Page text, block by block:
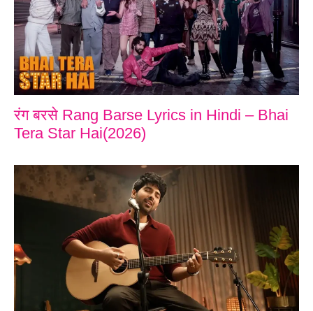
रंग बरसे Rang Barse Lyrics in Hindi – Bhai
Tera Star Hai(2026)